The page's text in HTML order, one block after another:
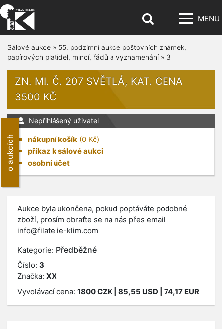
MENU
o aukcích
Sálové aukce » 55. podzimní aukce poštovních známek,
papírových platidel, mincí, řádů a vyznamenání » 3
ZN. MI. Č. 207 SVĚTLÁ, KAT. CENA
3500 KČ
Nepřihlášený uživatel
nákupní košík (0 Kč)
příkaz k sálové aukci
osobní účet
Aukce byla ukončena, pokud poptáváte podobné
zboží, prosím obraťte se na nás přes email
info@filatelie-klim.com
Kategorie: Předběžné
Číslo: 3
Značka: XX
Vyvolávací cena: 1800CZK | 85,55 USD | 74,17 EUR